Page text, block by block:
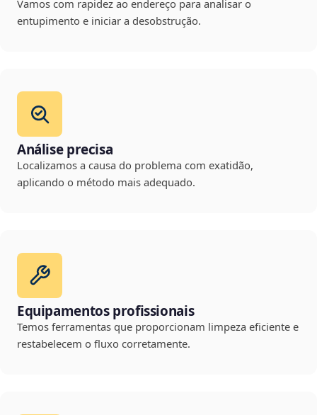
Vamos com rapidez ao endereço para analisar o
entupimento e iniciar a desobstrução.
Análise precisa
Localizamos a causa do problema com exatidão,
aplicando o método mais adequado.
Equipamentos profissionais
Temos ferramentas que proporcionam limpeza eficiente e
restabelecem o fluxo corretamente.